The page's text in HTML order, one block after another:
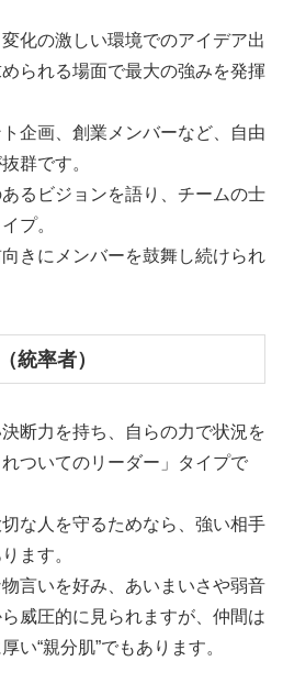
化の激しい環境でのアイデア出
られる場面で最大の強みを発揮
企画、創業メンバーなど、自由
群です。
るビジョンを語り、チームの士
プ。
きにメンバーを鼓舞し続けられ
統率者）
断力を持ち、自らの力で状況を
ついてのリーダー」タイプで
な人を守るためなら、強い相手
ます。
言いを好み、あいまいさや弱音
威圧的に見られますが、仲間は
い“親分肌”でもあります。